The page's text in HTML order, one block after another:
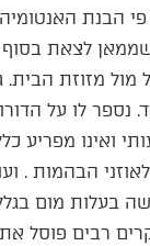
הבנת
לצאת
מזוזת הבית.
נספר לו על
ואינו מפריע
הבהמות
בעלות מום
רבים פוסל